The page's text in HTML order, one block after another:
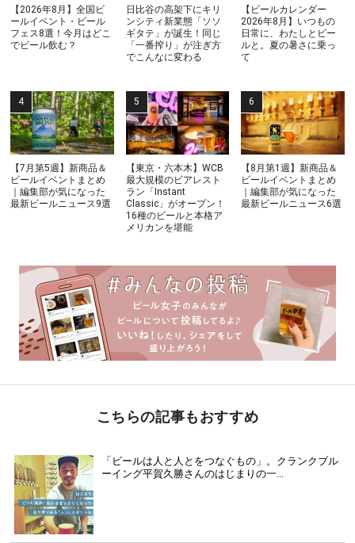
【2026年8月】全国ビ
ールイベント・ビール
フェス8選！今月はどこ
でビール飲む？
日比谷の高架下にキリ
ンシティ新業態「ソソ
ギタテ」が誕生！同じ
「一番搾り」が注ぎ方
でこんなに変わる
【ビールカレンダー
2026年8月】いつもの
日常に、わたしとビー
ルと。夏の暑さに乗っ
て
【7月第5週】新商品＆
ビールイベントまとめ
｜編集部が気になった
最新ビールニュース9選
【東京・六本木】WCB
最大規模のビアレスト
ラン「Instant
Classic」がオープン！
16種のビールと本格ア
メリカンを堪能
【8月第1週】新商品＆
ビールイベントまとめ
｜編集部が気になった
最新ビールニュース6選
こちらの記事もおすすめ
「ビールは人と人とをつなぐもの」。クランクブル
ーイング平賀久勝さんのはじまりの一...